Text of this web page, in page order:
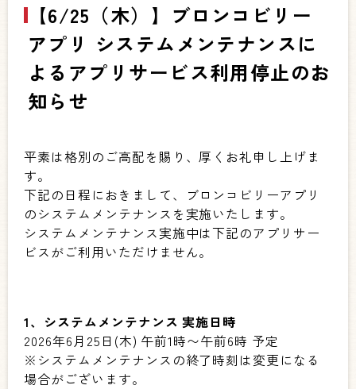
【6/25（木）】ブロンコビリー
アプリ システムメンテナンスに
よるアプリサービス利用停止のお
知らせ
平素は格別のご高配を賜り、厚くお礼申し上げま
す。
下記の日程におきまして、ブロンコビリーアプリ
のシステムメンテナンスを実施いたします。
システムメンテナンス実施中は下記のアプリサー
ビスがご利用いただけません。
1、システムメンテナンス 実施日時
2026年6月25日(木) 午前1時〜午前6時 予定
※システムメンテナンスの終了時刻は変更になる
場合がございます。